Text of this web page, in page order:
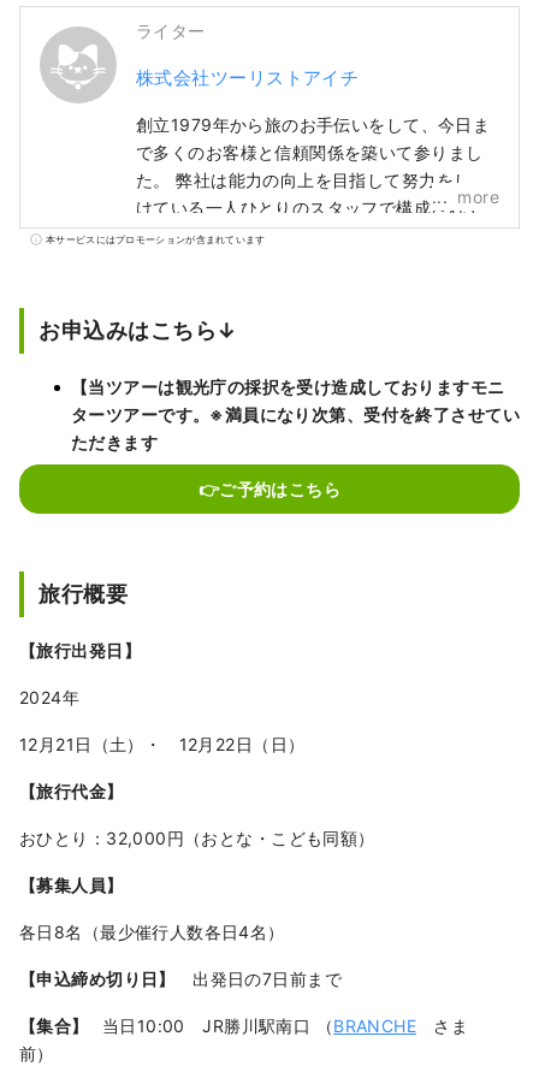
ライター
株式会社ツーリストアイチ
創立1979年から旅のお手伝いをして、今日ま
で多くのお客様と信頼関係を築いて参りまし
た。 弊社は能力の向上を目指して努力をし続
けている一人ひとりのスタッフで構成されて
います。 これからもお客様としっかりと向き
アーや社員が作成したコラムなど掲載してま
す。 お気軽にご連絡くださいませ。
more
本サービスにはプロモーションが含まれています
お申込みはこちら↓
【当ツアーは観光庁の採択を受け造成しておりますモニ
ターツアーです。※満員になり次第、受付を終了させてい
ただきます
👉ご予約はこちら
旅行概要
【旅行出発日】
2024年
12月21日（土）・ 12月22日（日）
【旅行代金】
おひとり：32,000円（おとな・こども同額）
【募集人員】
各日8名（最少催行人数各日4名）
【申込締め切り日】 出発日の7日前まで
【集合】 当日10:00 JR勝川駅南口 （BRANCHE さま
前）